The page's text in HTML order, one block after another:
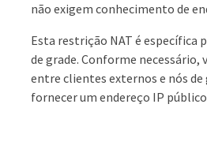
não exigem conhecimento de
Esta restrição NAT é específica
de grade. Conforme necessário,
entre clientes externos e nós
fornecer um endereço IP